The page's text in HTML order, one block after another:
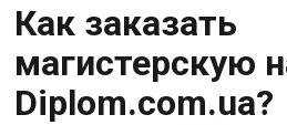
Как заказать
магистерскую
Diplom.com.ua?